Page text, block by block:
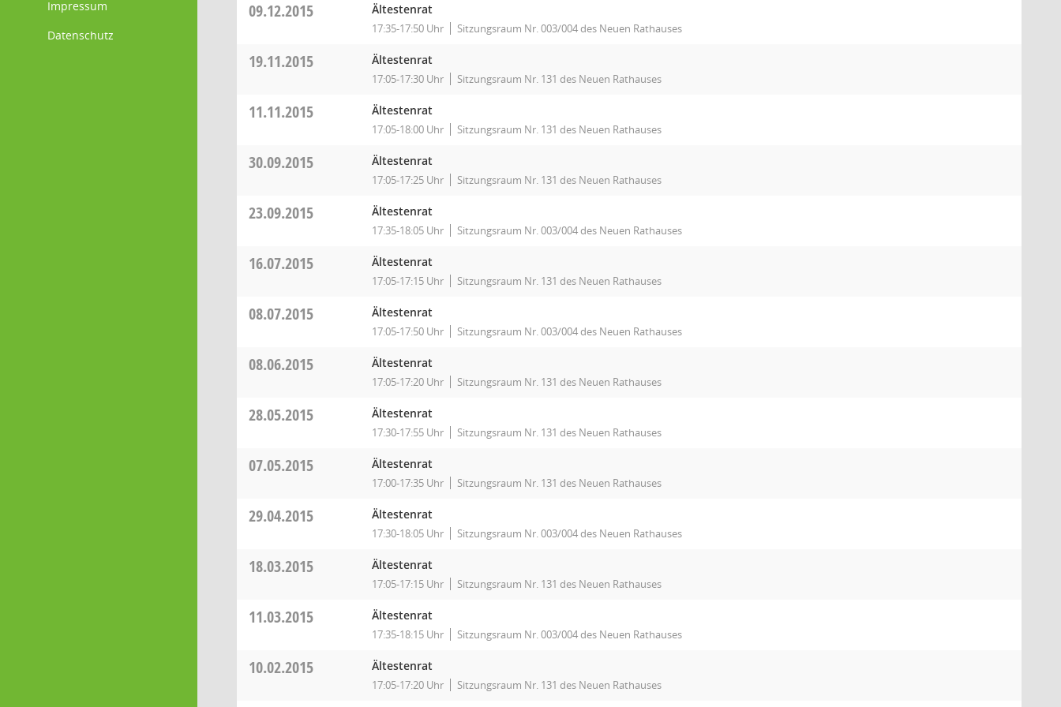
Impressum
Datenschutz
09.12.2015 Ältestenrat
17:35-17:50 Uhr Sitzungsraum Nr. 003/004 des Neuen Rathauses
19.11.2015 Ältestenrat
17:05-17:30 Uhr Sitzungsraum Nr. 131 des Neuen Rathauses
11.11.2015 Ältestenrat
17:05-18:00 Uhr Sitzungsraum Nr. 131 des Neuen Rathauses
30.09.2015 Ältestenrat
17:05-17:25 Uhr Sitzungsraum Nr. 131 des Neuen Rathauses
23.09.2015 Ältestenrat
17:35-18:05 Uhr Sitzungsraum Nr. 003/004 des Neuen Rathauses
16.07.2015 Ältestenrat
17:05-17:15 Uhr Sitzungsraum Nr. 131 des Neuen Rathauses
08.07.2015 Ältestenrat
17:05-17:50 Uhr Sitzungsraum Nr. 003/004 des Neuen Rathauses
08.06.2015 Ältestenrat
17:05-17:20 Uhr Sitzungsraum Nr. 131 des Neuen Rathauses
28.05.2015 Ältestenrat
17:30-17:55 Uhr Sitzungsraum Nr. 131 des Neuen Rathauses
07.05.2015 Ältestenrat
17:00-17:35 Uhr Sitzungsraum Nr. 131 des Neuen Rathauses
29.04.2015 Ältestenrat
17:30-18:05 Uhr Sitzungsraum Nr. 003/004 des Neuen Rathauses
18.03.2015 Ältestenrat
17:05-17:15 Uhr Sitzungsraum Nr. 131 des Neuen Rathauses
11.03.2015 Ältestenrat
17:35-18:15 Uhr Sitzungsraum Nr. 003/004 des Neuen Rathauses
10.02.2015 Ältestenrat
17:05-17:20 Uhr Sitzungsraum Nr. 131 des Neuen Rathauses